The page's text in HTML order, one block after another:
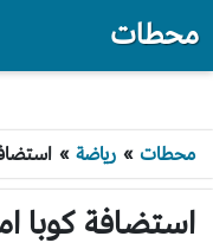
محطات
محطات » رياضة » استضافة
استضافة كوبا